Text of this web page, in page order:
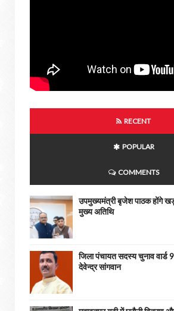
RECENT
POPULAR
COMMENTS
उपमुख्यमंत्री बृजेश पाठक होंगे
मुख्य अतिथि
जिला पंचायत सदस्य चुनाव वार्ड
देवेन्द्र सांगवान